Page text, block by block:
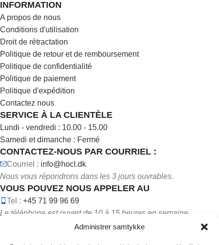
Administrer samtykke
INFORMATION
A propos de nous
Conditions d'utilisation
Droit de rétractation
Politique de retour et de remboursement
Politique de confidentialité
Politique de paiement
Politique d'expédition
Contactez nous
SERVICE À LA CLIENTÈLE
Lundi - vendredi : 10.00 - 15.00
Samedi et dimanche : Fermé
CONTACTEZ-NOUS PAR COURRIEL :
Courriel : info@hocl.dk
Nous vous répondrons dans les 3 jours ouvrables.
VOUS POUVEZ NOUS APPELER AU
Tel : +45 71 99 96 69
Le téléphone est ouvert de 10 à 15 heures en semaine.